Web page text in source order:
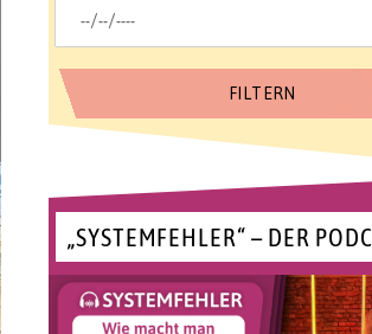
„SYSTEMFEHLER“ – DER